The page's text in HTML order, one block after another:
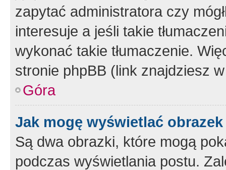
zapytać administratora czy
interesuje a jeśli takie
wykonać takie tłumaczenie.
stronie phpBB (link znajdziesz
Góra
Jak mogę wyświetlać
Są dwa obrazki, które mogą
podczas wyświetlania postu.